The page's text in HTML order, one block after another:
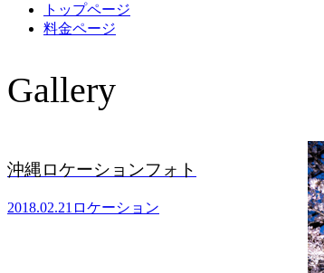
トップページ
料金ページ
Gallery